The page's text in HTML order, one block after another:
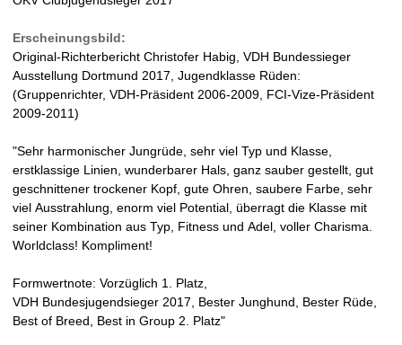
V
D
-
Z
u
c
h
Erscheinungsbild:
Original-Richterbericht Christofer Habig, VDH Bundessieger
Ausstellung Dortmund 2017, Jugendklasse Rüden:
(Gruppenrichter, VDH-Präsident 2006-2009, FCI-Vize-Präsident
2009-2011)
"Sehr harmonischer Jungrüde, sehr viel Typ und Klasse,
erstklassige Linien, wunderbarer Hals, ganz sauber gestellt, gut
geschnittener trockener Kopf, gute Ohren, saubere Farbe, sehr
viel Ausstrahlung, enorm viel Potential, überragt die Klasse mit
seiner Kombination aus Typ, Fitness und Adel, voller Charisma.
Worldclass! Kompliment!
Formwertnote: Vorzüglich 1. Platz,
VDH Bundesjugendsieger 2017, Bester Junghund, Bester Rüde,
Best of Breed, Best in Group 2. Platz"